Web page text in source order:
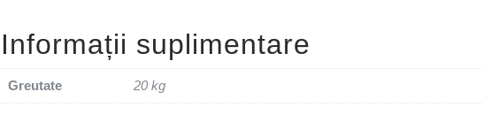
Informații suplimentare
Greutate 20 kg